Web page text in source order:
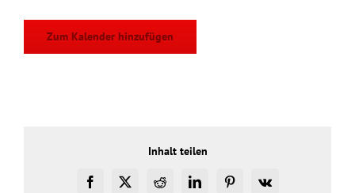
Zum Kalender hinzufügen
Inhalt teilen
Facebook
X RedditLinkedInPinterest
Vk